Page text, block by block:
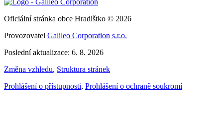
Oficiální stránka obce Hradištko © 2026
Provozovatel Galileo Corporation s.r.o.
Poslední aktualizace: 6. 8. 2026
Změna vzhledu, Struktura stránek
Prohlášení o přístupnosti, Prohlášení o ochraně soukromí